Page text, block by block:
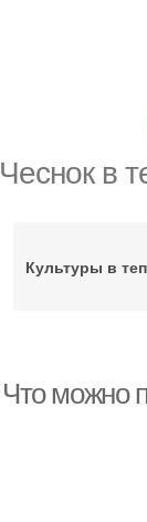
Чеснок в
Культуры в
Что можно